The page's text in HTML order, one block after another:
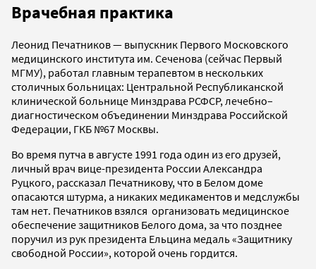
Врачебная практика
Леонид Печатников — выпускник Первого Московского
медицинского института им. Сеченова (сейчас Первый
МГМУ), работал главным терапевтом в нескольких
столичных больницах: Центральной Республиканской
клинической больнице Минздрава РСФСР, лечебно–
диагностическом объединении Минздрава Российской
Федерации, ГКБ №67 Москвы.
Во время путча в августе 1991 года один из его друзей,
личный врач вице-президента России Александра
Руцкого, рассказал Печатникову, что в Белом доме
опасаются штурма, а никаких медикаментов и медслужбы
там нет. Печатников взялся организовать медицинское
обеспечение защитников Белого дома, за что позднее
поручил из рук президента Ельцина медаль «Защитнику
свободной России», которой очень гордится.